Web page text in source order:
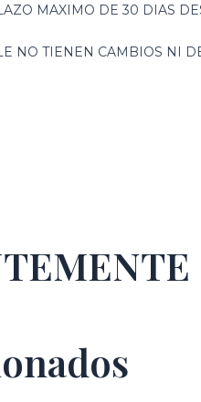
MAXIMO DE 30 DIAS
NO TIENEN CAMBIOS NI